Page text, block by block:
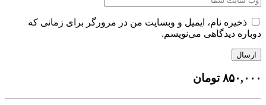
ذخیره نام، ایمیل و وبسایت من در مرورگر برای زمانی که
دوباره دیدگاهی می‌نویسم.
ارسال
۸۵۰,۰۰۰ تومان